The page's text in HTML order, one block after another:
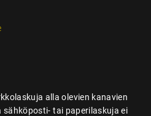
alla olevien kanavien
tai paperilaskuja ei